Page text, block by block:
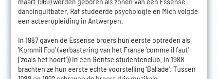
dancinguitbater. Raf studeerde psychologie en Mich volgde
een acteeropleiding in Antwerpen.
In 1987 gaven de Essense broers hun eerste optreden als
'Kommil Foo' (verbastering van het Franse 'comme il faut'
('zoals het hoort')) in een Gentse studentenclub. In 1988
brachten ze hun eerste echte voorstelling 'Ballade'. Tussen